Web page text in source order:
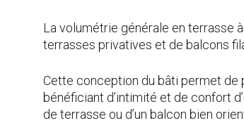
La volumétrie générale en terrasse
terrasses privatives et de balcons
Cette conception du bâti permet
bénéficiant d’intimité et de confort
de terrasse ou d’un balcon bien